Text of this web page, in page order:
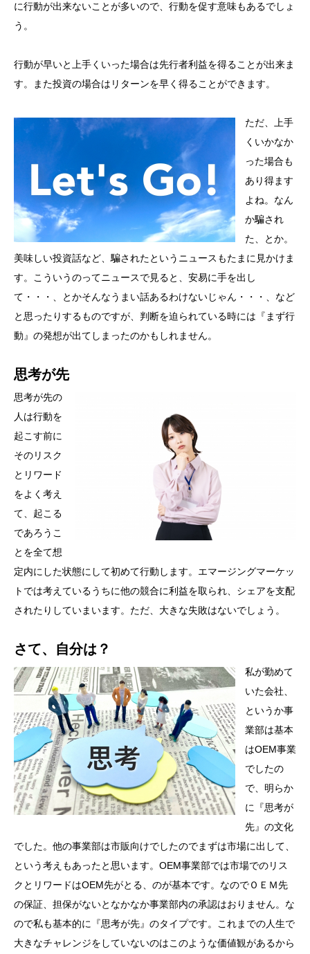
に行動が出来ないことが多いので、行動を促す意味もあるでしょ
う。
行動が早いと上手くいった場合は先行者利益を得ることが出来ま
す。また投資の場合はリターンを早く得ることができます。
ただ、上手
くいかなか
った場合も
あり得ます
よね。なん
か騙され
た、とか。
美味しい投資話など、騙されたというニュースもたまに見かけま
す。こういうのってニュースで見ると、安易に手を出し
て・・・、とかそんなうまい話あるわけないじゃん・・・、など
と思ったりするものですが、判断を迫られている時には『まず行
動』の発想が出てしまったのかもしれません。
思考が先
思考が先の
人は行動を
起こす前に
そのリスク
とリワード
をよく考え
て、起こる
であろうこ
とを全て想
定内にした状態にして初めて行動します。エマージングマーケッ
トでは考えているうちに他の競合に利益を取られ、シェアを支配
されたりしていまいます。ただ、大きな失敗はないでしょう。
さて、自分は？
私が勤めて
いた会社、
というか事
業部は基本
はOEM事業
でしたの
で、明らか
に『思考が
先』の文化
でした。他の事業部は市販向けでしたのでまずは市場に出して、
という考えもあったと思います。OEM事業部では市場でのリス
クとリワードはOEM先がとる、のが基本です。なのでＯＥＭ先
の保証、担保がないとなかなか事業部内の承認はおりません。な
ので私も基本的に『思考が先』のタイプです。これまでの人生で
大きなチャレンジをしていないのはこのような価値観があるから